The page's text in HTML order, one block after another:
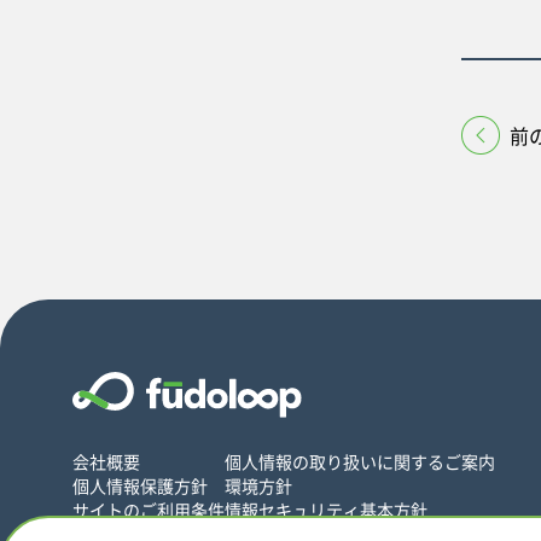
前
会社概要
個人情報保護方針
サイトのご利用条件
個人情報の取り扱いに関するご案内
環境方針
情報セキュリティ基本方針